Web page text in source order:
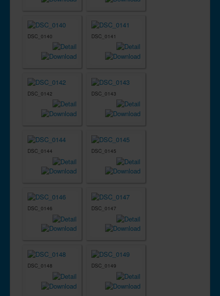
DSC_0140 DSC_0141
DSC_0142 DSC_0143
DSC_0144 DSC_0145
DSC_0146 DSC_0147
DSC_0148 DSC_0149